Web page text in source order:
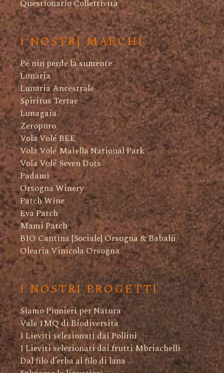
Questionario Collettività
I NOSTRI MARCHI
Pé nin perde la sumente
Lunaria
Lunaria Ancestrale
Spiritus Terrae
Lunagaia
Zeropuro
Vola Volé BEE
Vola Volé Maiella National Park
Vola Volé Seven Dots
Padami
Orsogna Winery
Patch Wine
Eva Patch
Mami Patch
BIO Cantina {Sociale} Orsogna & Babalù
Olearia Vinicola Orsogna
I NOSTRI PROGETTI
Siamo Pionieri per Natura
Vale 1MQ di Biodiversità
I Lieviti selezionati dai Pollini
I Lieviti selezionati dai frutti Mbriachelli
Dal filo d’erba al filo di lana